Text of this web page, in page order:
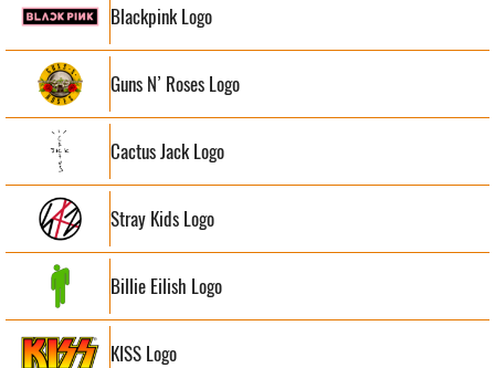
Blackpink Logo
Guns N’ Roses Logo
Cactus Jack Logo
Stray Kids Logo
Billie Eilish Logo
KISS Logo